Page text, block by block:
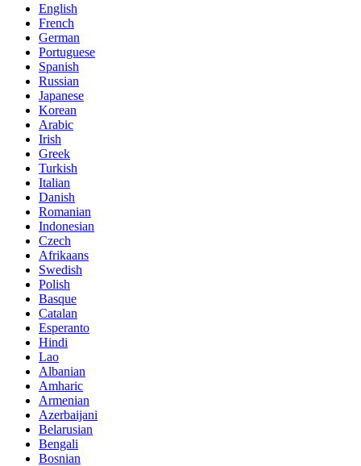
English
French
German
Portuguese
Spanish
Russian
Japanese
Korean
Arabic
Irish
Greek
Turkish
Italian
Danish
Romanian
Indonesian
Czech
Afrikaans
Swedish
Polish
Basque
Catalan
Esperanto
Hindi
Lao
Albanian
Amharic
Armenian
Azerbaijani
Belarusian
Bengali
Bosnian